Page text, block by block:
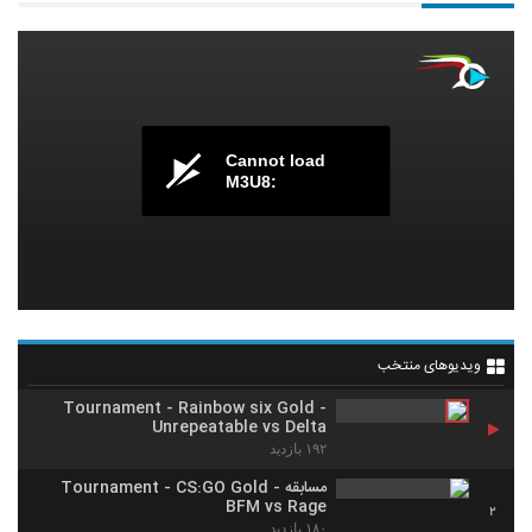
Cannot load
M3U8:
ویدیوهای منتخب
Tournament - Rainbow six Gold -
Unrepeatable vs Delta
۱۹۲ بازدید
2
مسابقه Tournament - CS:GO Gold -
BFM vs Rage
۱۸۰ بازدید